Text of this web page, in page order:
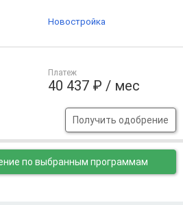
Платеж
40 437 ₽ / мес
Получить одобрение
Новостройка
по выбранным программам